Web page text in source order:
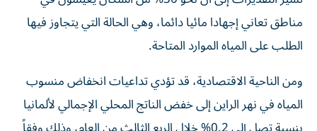
مناطق تعاني إجهادا مائيا دائما، وهي الحالة التي يتجاوز فيها
الطلب على المياه الموارد المتاحة.
ومن الناحية الاقتصادية، قد تؤدي تداعيات انخفاض منسوب
المياه في نهر الراين إلى خفض الناتج المحلي الإجمالي لألمانيا